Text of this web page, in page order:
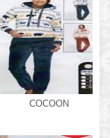
COCOON